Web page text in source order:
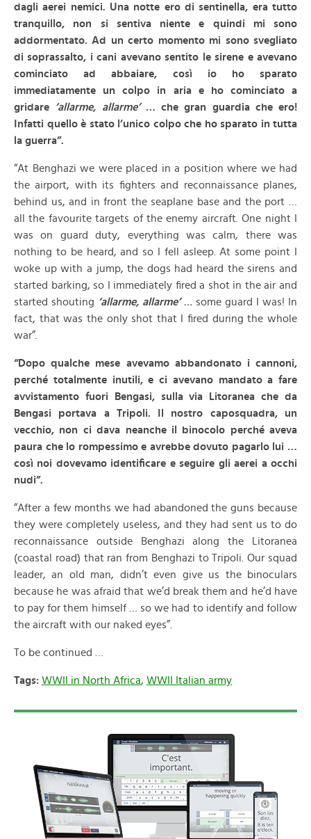
dagli aerei nemici. Una notte ero di sentinella, era tutto
tranquillo, non si sentiva niente e quindi mi sono
addormentato. Ad un certo momento mi sono svegliato
di soprassalto, i cani avevano sentito le sirene e avevano
cominciato ad abbaiare, così io ho sparato
immediatamente un colpo in aria e ho cominciato a
gridare
‘allarme, allarme’… che gran guardia che ero!
Infatti quello è stato l’unico colpo che ho sparato in tutta
la guerra”.
“At Benghazi we were placed in a position where we had
the airport, with its fighters and reconnaissance planes,
behind us, and in front the seaplane base and the port …
all the favourite targets of the enemy aircraft. One night I
was on guard duty, everything was calm, there was
nothing to be heard, and so I fell asleep. At some point I
woke up with a jump, the dogs had heard the sirens and
started barking, so I immediately fired a shot in the air and
started shouting ‘allarme, allarme’… some guard I was! In
fact, that was the only shot that I fired during the whole
war”.
“Dopo qualche mese avevamo abbandonato i cannoni,
perché totalmente inutili, e ci avevano mandato a fare
avvistamento fuori Bengasi, sulla via Litoranea che da
Bengasi portava a Tripoli. Il nostro caposquadra, un
vecchio, non ci dava neanche il binocolo perché aveva
paura che lo rompessimo e avrebbe dovuto pagarlo lui …
così noi dovevamo identificare e seguire gli aerei a occhi
nudi”.
“After a few months we had abandoned the guns because
they were completely useless, and they had sent us to do
reconnaissance outside Benghazi along the Litoranea
(coastal road) that ran from Benghazi to Tripoli. Our squad
leader, an old man, didn’t even give us the binoculars
because he was afraid that we’d break them and he’d have
to pay for them himself … so we had to identify and follow
the aircraft with our naked eyes”.
To be continued …
Tags: WWII in North Africa, WWII Italian army